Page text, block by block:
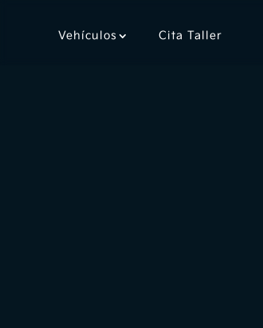
Vehículos Cita Taller